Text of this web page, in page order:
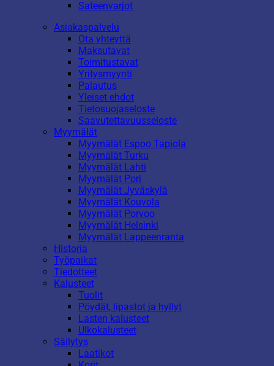
Sateenvarjot
Asiakaspalvelu
Ota yhteyttä
Maksutavat
Toimitustavat
Yritysmyynti
Palautus
Yleiset ehdot
Tietosuojaseloste
Saavutettavuusseloste
Myymälät
Myymälät Espoo Tapiola
Myymälät Turku
Myymälät Lahti
Myymälät Pori
Myymälät Jyväskylä
Myymälät Kouvola
Myymälät Porvoo
Myymälät Helsinki
Myymälät Lappeenranta
Historia
Työpaikat
Tiedotteet
Kalusteet
Tuolit
Pöydät, lipastot ja hyllyt
Lasten kalusteet
Ulkokalusteet
Säilytys
Laatikot